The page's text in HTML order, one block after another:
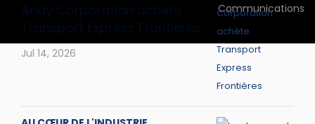
Andy Corporation achète
Transport Express Frontières
Jul 14, 2026
Communications